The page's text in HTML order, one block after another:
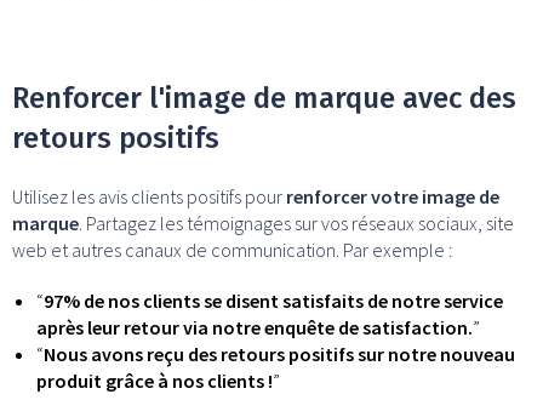
Renforcer l'image de marque avec des
retours positifs
Utilisez les avis clients positifs pour renforcer votre image de
marque . Partagez les témoignages sur vos réseaux sociaux, site
web et autres canaux de communication. Par exemple :
“97% de nos clients se disent satisfaits de notre service
après leur retour via notre enquête de satisfaction.”
“Nous avons reçu des retours positifs sur notre nouveau
produit grâce à nos clients !”